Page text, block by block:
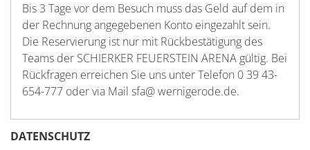
Bis 3 Tage vor dem Besuch muss das Geld auf dem in
der Rechnung angegebenen Konto eingezahlt sein.
Die Reservierung ist nur mit Rückbestätigung des
Teams der SCHIERKER FEUERSTEIN ARENA gültig. Bei
Rückfragen erreichen Sie uns unter Telefon 0 39 43-
654-777 oder via Mail sfa@ wernigerode.de.
DATENSCHUTZ